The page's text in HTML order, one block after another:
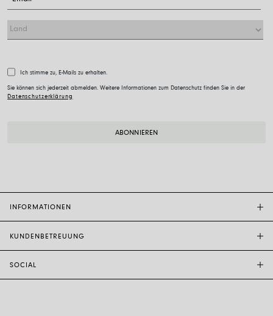
Ich stimme zu, E-Mails zu erhalten.
Sie können sich jederzeit abmelden. Weitere Informationen zum Datenschutz finden Sie in der
Datenschutzerklärung
INFORMATIONEN
KUNDENBETREUUNG
SOCIAL